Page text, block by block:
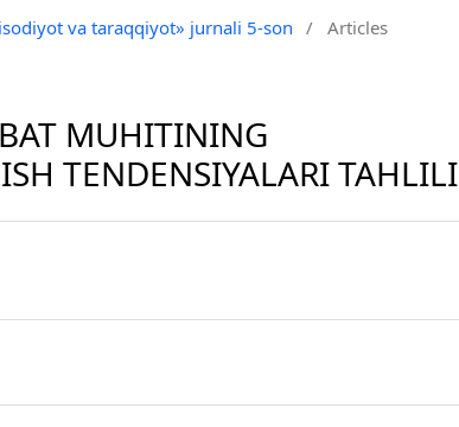
va taraqqiyot» jurnali 5-son / Articles
MUHITINING
TENDENSIYALARI TAHLILI